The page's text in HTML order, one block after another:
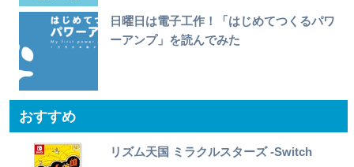
日曜日は電子工作！「はじめてつくるパワ
ーアンプ」を読んでみた
おすすめ
リズム天国 ミラクルスターズ -Switch